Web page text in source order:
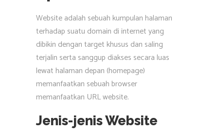
Website adalah sebuah kumpulan halaman
terhadap suatu domain di internet yang
dibikin dengan target khusus dan saling
terjalin serta sanggup diakses secara luas
lewat halaman depan (homepage)
memanfaatkan sebuah browser
memanfaatkan URL website.
Jenis-jenis Website